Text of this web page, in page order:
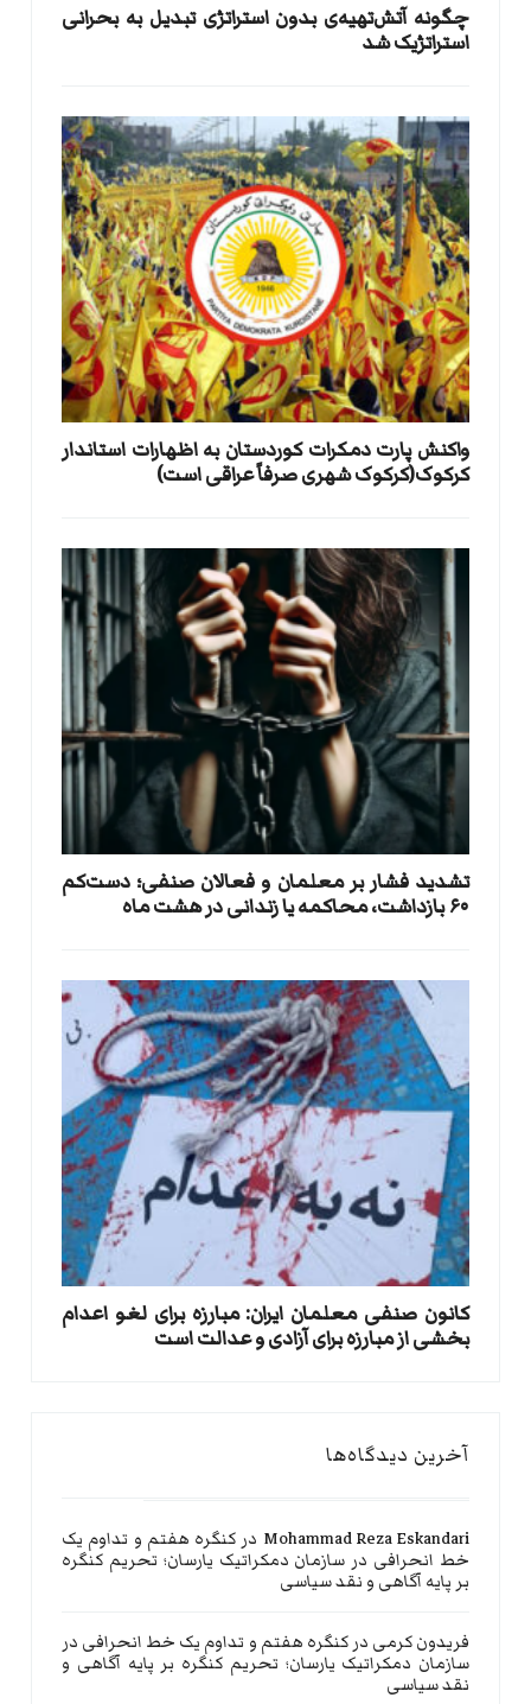
​چگونه آتش‌تهیه‌ی بدون استراتژی تبدیل به بحرانی
استراتژیک شد
واکنش پارت دمکرات کوردستان به اظهارات استاندار
کرکوک(کرکوک شهری صرفاً عراقی است)
تشدید فشار بر معلمان و فعالان صنفی؛ دست‌کم
۶۰ بازداشت، محاکمه یا زندانی در هشت ماه
کانون صنفی معلمان ایران: مبارزه برای لغو اعدام
بخشی از مبارزه برای آزادی و عدالت است
آخرین دیدگاه‌ها
Mohammad Reza Eskandari در کنگره هفتم و تداوم یک
خط انحرافی در سازمان دمکراتیک یارسان؛ تحریم کنگره
بر پایه آگاهی و نقد سیاسی
فریدون کرمی درکنگره هفتم و تداوم یک خط انحرافی در
سازمان دمکراتیک یارسان؛ تحریم کنگره بر پایه آگاهی و
نقد سیاسی